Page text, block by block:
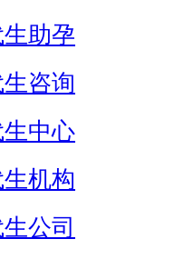
助孕
咨询
中心
机构
公司